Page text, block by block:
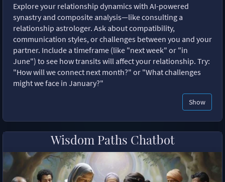
Explore your relationship dynamics with AI-powered
synastry and composite analysis—like consulting a
relationship astrologer. Ask about compatibility,
communication styles, or challenges between you and your
partner. Include a timeframe (like "next week" or "in
June") to see how transits will affect your relationship. Try:
"How will we connect next month?" or "What challenges
might we face in January?"
Show
Wisdom Paths Chatbot